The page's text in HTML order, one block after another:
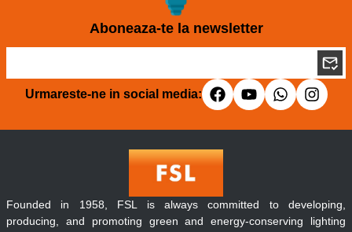
Aboneaza-te la newsletter
Urmareste-ne in social media:
Founded in 1958, FSL is always committed to developing,
producing, and promoting green and energy-conserving lighting